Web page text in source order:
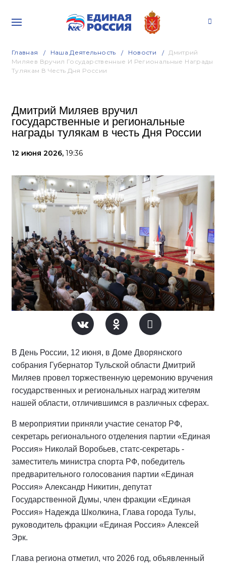
Главная Наша Деятельность Новости
Дмитрий
Миляев Вручил Государственные И Региональные Награды
Тулякам В Честь Дня России
Дмитрий Миляев вручил
государственные и региональные
награды тулякам в честь Дня России
12 июня 2026, 19:36
В День России, 12 июня, в Доме Дворянского
собрания Губернатор Тульской области Дмитрий
Миляев провел торжественную церемонию вручения
государственных и региональных наград жителям
нашей области, отличившимся в различных сферах.
В мероприятии приняли участие сенатор РФ,
секретарь регионального отделения партии «Единая
Россия» Николай Воробьев, статс-секретарь -
заместитель министра спорта РФ, победитель
предварительного голосования партии «Единая
Россия» Александр Никитин, депутат
Государственной Думы, член фракции «Единая
Россия» Надежда Школкина, Глава города Тулы,
руководитель фракции «Единая Россия» Алексей
Эрк.
Глава региона отметил, что 2026 год, объявленный